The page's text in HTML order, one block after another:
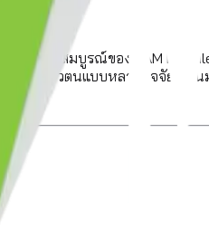
อบความสมบูรณ์ของ PAM
รยืนยันตัวตนแบบหลายปัจจัยก็เป็